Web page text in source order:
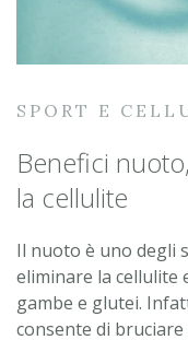
SPORT E
Benefici
la cellulite
Il nuoto è uno degli
eliminare la cellulite
gambe e glutei.
consente di bruciare